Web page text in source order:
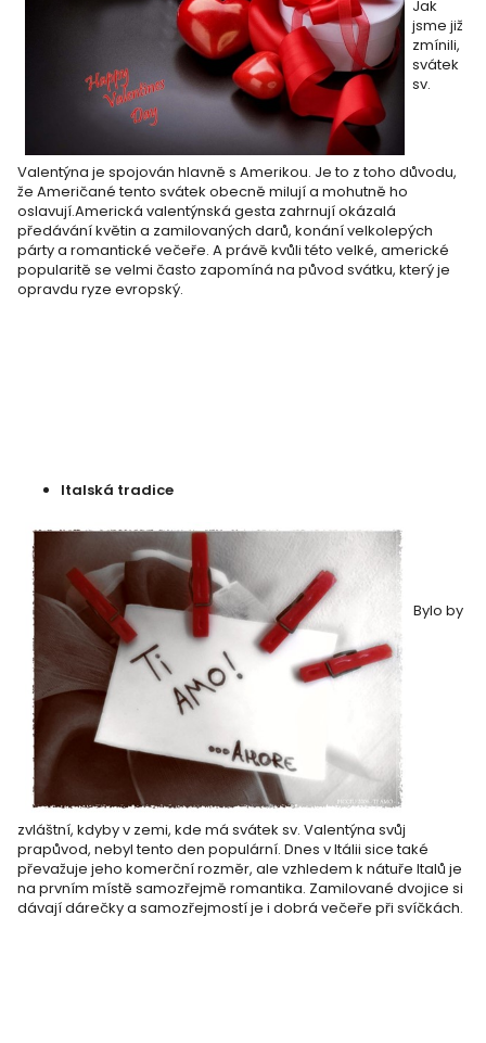
Jak
jsme již
zmínili,
svátek
sv.
Valentýna je spojován hlavně s Amerikou. Je to z toho důvodu,
že Američané tento svátek obecně milují a mohutně ho
oslavují.Americká valentýnská gesta zahrnují okázalá
předávání květin a zamilovaných darů, konání velkolepých
párty a romantické večeře. A právě kvůli této velké, americké
popularitě se velmi často zapomíná na původ svátku, který je
opravdu ryze evropský.
Italská tradice
Bylo by
zvláštní, kdyby v zemi, kde má svátek sv. Valentýna svůj
prapůvod, nebyl tento den populární. Dnes v Itálii sice také
převažuje jeho komerční rozměr, ale vzhledem k nátuře Italů je
na prvním místě samozřejmě romantika. Zamilované dvojice si
dávají dárečky a samozřejmostí je i dobrá večeře při svíčkách.